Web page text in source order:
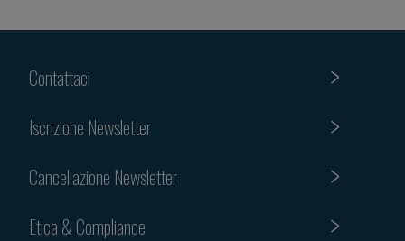
Contattaci
Iscrizione Newsletter
Cancellazione Newsletter
Etica & Compliance